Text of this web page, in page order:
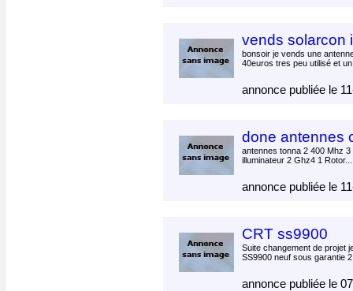
vends solarcon
bonsoir je vends une
40euros tres peu utilisé et
annonce publiée le
done antennes
antennes tonna 2 400 Mhz
illuminateur 2 Ghz4 1
annonce publiée le
CRT ss9900
Suite changement de projet
SS9900 neuf sous garantie
annonce publiée le